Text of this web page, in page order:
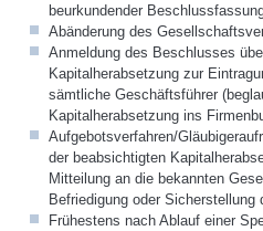
beurkundender
Abänderung des
Anmeldung des Beschlusses
Kapitalherabsetzung zur
sämtliche Geschäftsführer
Kapitalherabsetzung ins
Aufgebotsverfahren/
der beabsichtigten
Mitteilung an die bekannten
Befriedigung oder Sicherstellung
Frühestens nach Ablauf einer